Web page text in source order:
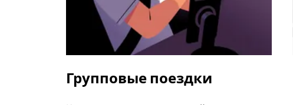
Групповые поездки